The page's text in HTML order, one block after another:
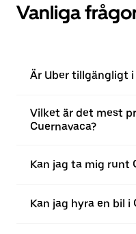
Vanliga
Är Uber tillgängligt i
Vilket är det mest
Cuernavaca?
Kan jag ta mig runt
Kan jag hyra en bil i